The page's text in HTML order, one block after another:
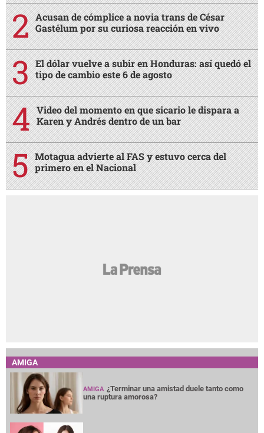
Acusan de cómplice a novia trans de César
Gastélum por su curiosa reacción en vivo
El dólar vuelve a subir en Honduras: así quedó el
tipo de cambio este 6 de agosto
Video del momento en que sicario le dispara a
Karen y Andrés dentro de un bar
Motagua advierte al FAS y estuvo cerca del
primero en el Nacional
AMIGA
AMIGA ¿Terminar una amistad duele tanto como
una ruptura amorosa?